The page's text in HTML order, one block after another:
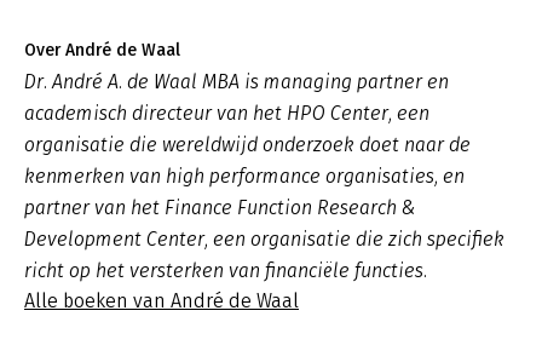
Over André de Waal
Dr. André A. de Waal MBA is managing partner en
academisch directeur van het HPO Center, een
organisatie die wereldwijd onderzoek doet naar de
kenmerken van high performance organisaties, en
partner van het Finance Function Research &
Development Center, een organisatie die zich specifiek
richt op het versterken van financiële functies.
Alle boeken van André de Waal